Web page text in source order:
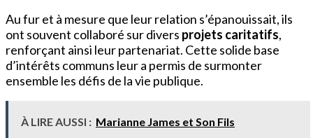
Au fur et à mesure que leur relation s’épanouissait, ils
ont souvent collaboré sur divers projets caritatifs,
renforçant ainsi leur partenariat. Cette solide base
d’intérêts communs leur a permis de surmonter
ensemble les défis de la vie publique.
À LIRE AUSSI : Marianne James et Son Fils